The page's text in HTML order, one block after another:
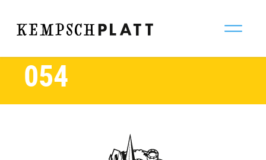
Oktober 2024 ZURÜCK
054